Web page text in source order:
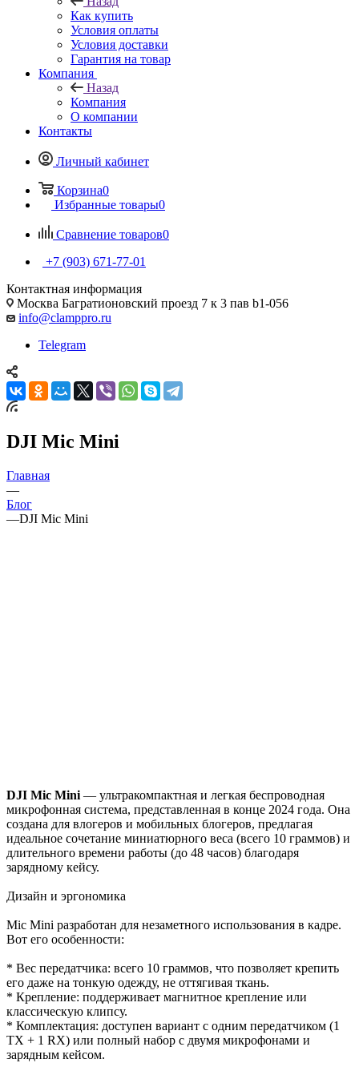
Как купить
Условия оплаты
Условия доставки
Гарантия на товар
Компания
Назад
Компания
О компании
Контакты
Личный кабинет
Корзина0
Избранные товары0
Сравнение товаров0
+7 (903) 671-77-01
Контактная информация
Москва Багратионовский проезд 7 к 3 пав b1-056
info@clamppro.ru
Telegram
DJI Mic Mini
Главная
—
Блог
—DJI Mic Mini
DJI Mic Mini — ультракомпактная и легкая беспроводная
микрофонная система, представленная в конце 2024 года. Она
создана для влогеров и мобильных блогеров, предлагая
идеальное сочетание миниатюрного веса (всего 10 граммов) и
длительного времени работы (до 48 часов) благодаря
зарядному кейсу.
Дизайн и эргономика
Mic Mini разработан для незаметного использования в кадре.
Вот его особенности:
* Вес передатчика: всего 10 граммов, что позволяет крепить
его даже на тонкую одежду, не оттягивая ткань.
* Крепление: поддерживает магнитное крепление или
классическую клипсу.
* Комплектация: доступен вариант с одним передатчиком (1
TX + 1 RX) или полный набор с двумя микрофонами и
зарядным кейсом.